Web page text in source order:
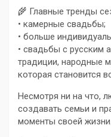
🌾 Главные тренды
• камерные свадьбы;
• больше
• свадьбы с русским
традиции, народные
которая становится
Несмотря ни на что,
создавать семьи и
моменты своей